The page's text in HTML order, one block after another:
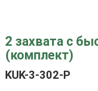
2 захвата с
(комплект)
KUK-3-302-P